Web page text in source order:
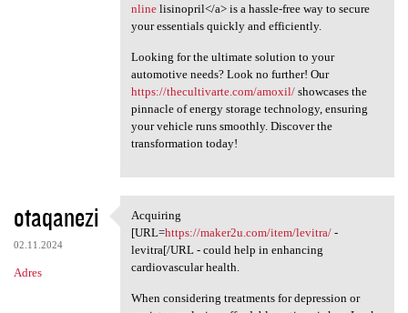
nlinelisinopril</a> is a hassle-free way to secure
your essentials quickly and efficiently.
Looking for the ultimate solution to your
automotive needs? Look no further! Our
https://thecultivarte.com/amoxil/showcases the
pinnacle of energy storage technology, ensuring
your vehicle runs smoothly. Discover the
transformation today!
otaqanezi
02.11.2024
Adres
Acquiring [URL=https:/
Acquiring
[URL=https://maker2u.com/item/levitra/-
levitra[/URL - could help in enhancing
cardiovascular health.
When considering treatments for depression or